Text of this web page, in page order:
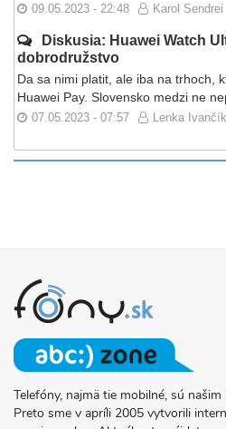
09.05.2023 - 22:48 Karol Sendrei
Diskusia: Huawei Watch
dobrodružstvo
Da sa nimi platit, ale iba na trhoch,
Huawei Pay. Slovensko medzi ne
07.05.2023 - 07:57 Lenka
O
PROJEKTE
Telefóny, najmä tie mobilné, sú
Preto sme v apríli 2005 vytvorili